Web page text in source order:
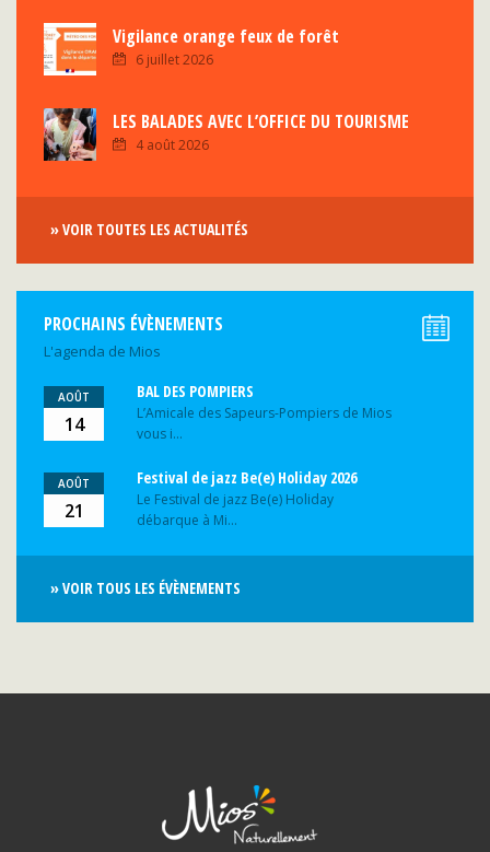
Vigilance orange feux de forêt
6 juillet 2026
LES BALADES AVEC L’OFFICE DU TOURISME
4 août 2026
» VOIR TOUTES LES ACTUALITÉS
PROCHAINS ÉVÈNEMENTS
L'agenda de Mios
AOÛT
14
BAL DES POMPIERS
L’Amicale des Sapeurs-Pompiers de Mios
vous i...
AOÛT
21
Festival de jazz Be(e) Holiday 2026
Le Festival de jazz Be(e) Holiday
débarque à Mi...
» VOIR TOUS LES ÉVÈNEMENTS